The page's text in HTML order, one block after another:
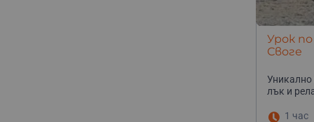
Урок по
Своге
Уникално
лък и
1 час